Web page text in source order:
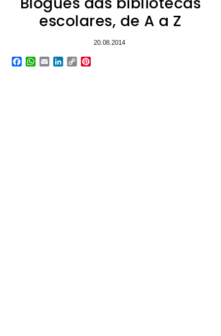
escolares, de A a Z
20.08.2014
Facebook
WhatsApp
EmailLinkedIn
Copy